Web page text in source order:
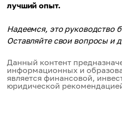
лучший опыт.
Надеемся, это руководство
Оставляйте свои вопросы и
Данный контент
информационных и
является финансовой,
юридической